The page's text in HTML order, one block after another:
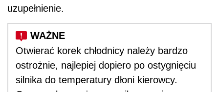
uzupełnienie.
Otwierać korek chłodnicy należy bardzo
ostrożnie, najlepiej dopiero po ostygnięciu
silnika do temperatury dłoni kierowcy.